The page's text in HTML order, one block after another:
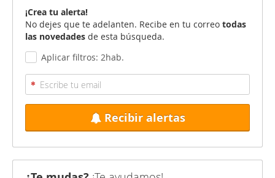
¡Crea tu alerta!
No dejes que te adelanten. Recibe en tu correo todas
las novedades de esta búsqueda.
Aplicar filtros: 2hab.
Recibir alertas